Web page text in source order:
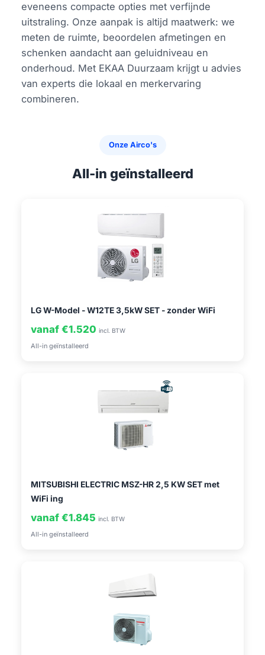
eveneens compacte opties met verfijnde
uitstraling. Onze aanpak is altijd maatwerk: we
meten de ruimte, beoordelen afmetingen en
schenken aandacht aan geluidniveau en
onderhoud. Met EKAA Duurzaam krijgt u advies
van experts die lokaal en merkervaring
combineren.
Onze Airco's
All-in geïnstalleerd
LG W-Model - W12TE 3,5kW SET - zonder WiFi
vanaf €1.520 incl. BTW
All-in geïnstalleerd
MITSUBISHI ELECTRIC MSZ-HR 2,5 KW SET met
WiFi ing
vanaf €1.845 incl. BTW
All-in geïnstalleerd